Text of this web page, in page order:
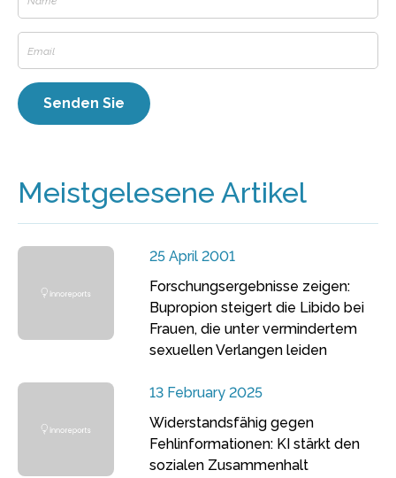
Meistgelesene Artikel
25 April 2001
Forschungsergebnisse zeigen:
Bupropion steigert die Libido bei
Frauen, die unter vermindertem
sexuellen Verlangen leiden
13 February 2025
Widerstandsfähig gegen
Fehlinformationen: KI stärkt den
sozialen Zusammenhalt